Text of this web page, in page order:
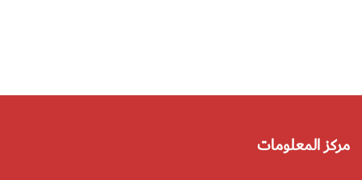
مركز المعلومات